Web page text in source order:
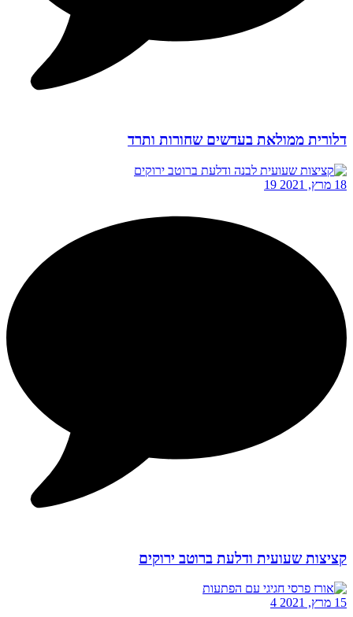
דלורית ממולאת בעדשים שחורות ותרד
18 מרץ, 2021 19
קציצות שעועית ודלעת ברוטב ירוקים
15 מרץ, 2021 4